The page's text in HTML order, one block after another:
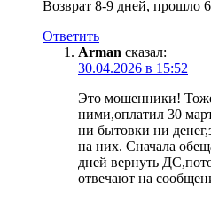
Возврат 8-9 дней, прошло
Ответить
Arman сказал:
30.04.2026 в 15:52
Это мошенники!
ними,оплатил 30
ни бытовки ни
на них. Сначала
дней вернуть
отвечают на